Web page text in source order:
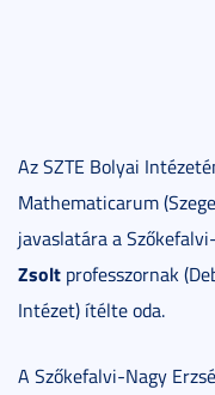
Az SZTE Bolyai
Mathematicarum
javaslatára a
Zsolt professzornak
Intézet) ítélte oda.
A Szőkefalvi-Nagy